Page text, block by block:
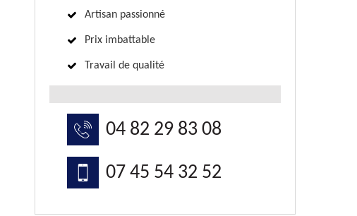
Artisan passionné
Prix imbattable
Travail de qualité
04 82 29 83 08
07 45 54 32 52